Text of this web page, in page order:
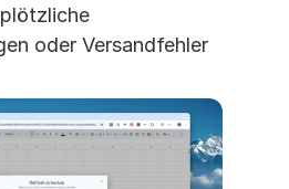
oder Versandfehler